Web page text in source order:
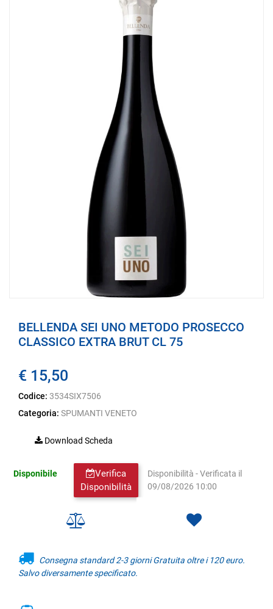
BELLENDA SEI UNO METODO PROSECCO
CLASSICO EXTRA BRUT CL 75
€ 15,50
Codice: 3534SIX7506
Categoria: SPUMANTI VENETO
Download Scheda
Verifica
Disponibilità
Disponibile
Disponibilità - Verificata il
09/08/2026 10:00
Consegna standard 2-3 giorni Gratuita oltre i 120 euro.
Salvo diversamente specificato.